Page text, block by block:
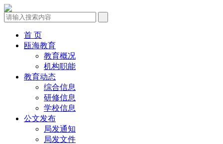
首 页
瓯海教育
教育概况
机构职能
教育动态
综合信息
研修信息
学校信息
公文发布
局发通知
局发文件